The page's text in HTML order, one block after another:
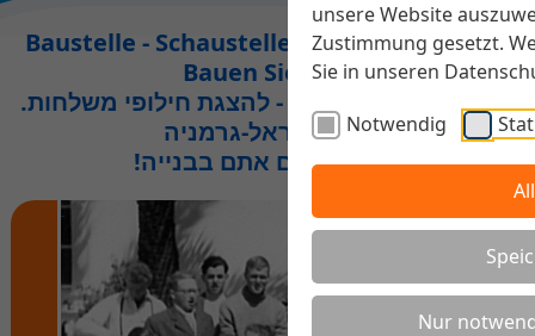
unsere Website
Zustimmung gesetzt.
Sie in unseren
Notwendig
Nur
Baustelle - Schaustelle Jugendaustausch.
Bauen Sie mit!
.אתר בבנייה משותפת - להצגת חילופי משלחות
נוער ישראל-גרמניה
!השתתפו גם אתם בבנייה